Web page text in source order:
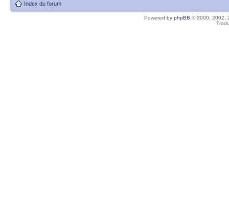
Index du forum
Powered by phpBB © 2000, 2002,